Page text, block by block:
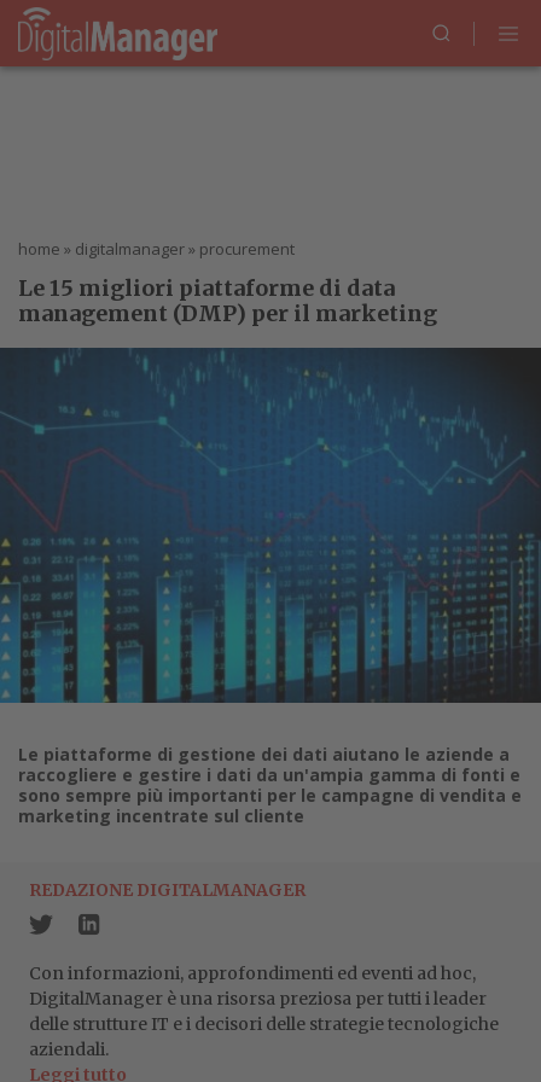
home » digitalmanager» procurement
Le 15 migliori piattaforme di data
management (DMP) per il marketing
Le piattaforme di gestione dei dati aiutano le aziende a
raccogliere e gestire i dati da un'ampia gamma di fonti e
sono sempre più importanti per le campagne di vendita e
marketing incentrate sul cliente
REDAZIONE DIGITALMANAGER
Con informazioni, approfondimenti ed eventi ad hoc,
DigitalManager è una risorsa preziosa per tutti i leader
delle strutture IT e i decisori delle strategie tecnologiche
aziendali.
Leggi tutto